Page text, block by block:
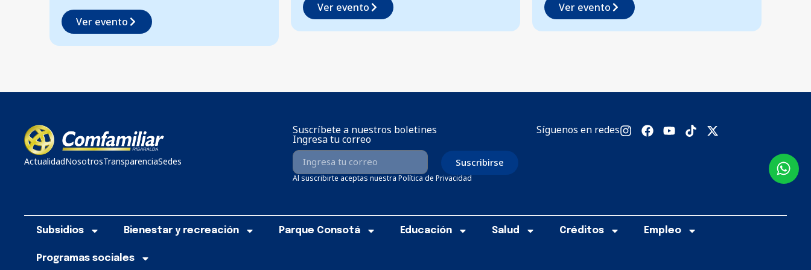
Ver evento Ver evento
ActualidadNosotrosTransparenciaSedes
Suscríbete a nuestros boletines
Ingresa tu correo
Suscribirse
Al suscribirte aceptas nuestra Política de Privacidad
Síguenos en redes
Subsidios Bienestar y recreación Parque Consotá Educación Salud Créditos Empleo
Programas sociales